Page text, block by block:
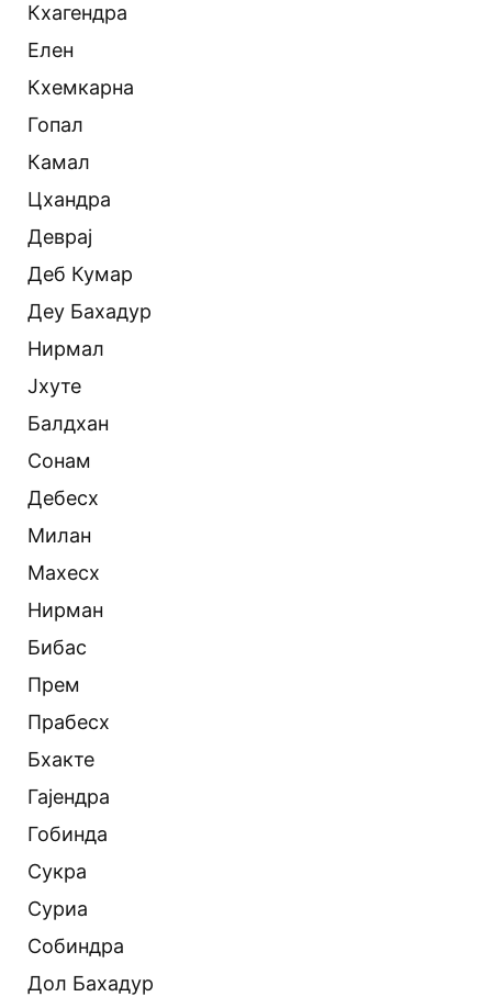
Кхагендра
Елен
Кхемкарна
Гопал
Камал
Цхандра
Деврај
Деб Кумар
Деу Бахадур
Нирмал
Јхуте
Балдхан
Сонам
Дебесх
Милан
Махесх
Нирман
Бибас
Прем
Прабесх
Бхакте
Гајендра
Гобинда
Сукра
Суриа
Собиндра
Дол Бахадур